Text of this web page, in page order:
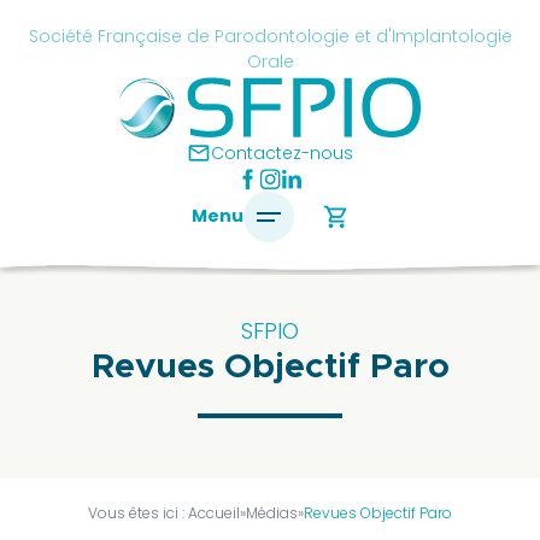
mailContactez-nous
Société Française de Parodontologie et d'Implantologie
Orale
Menu shopping_cart
SFPIO
Revues Objectif Paro
Vous êtes ici :Accueil»Médias»Revues Objectif Paro
président